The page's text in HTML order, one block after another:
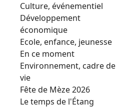
Culture, événementiel
Développement
économique
Ecole, enfance, jeunesse
En ce moment
Environnement, cadre de
vie
Fête de Mèze 2026
Le temps de l'Étang